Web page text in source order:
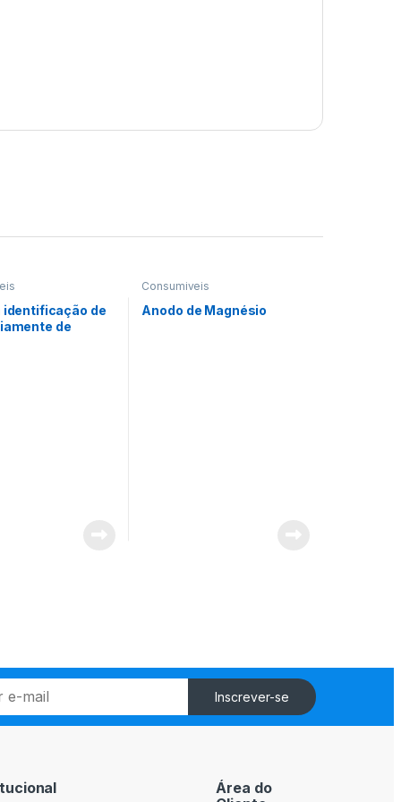
identificação de
de
Consumiveis
Anodo de Magnésio
Inscrever-se
Área do